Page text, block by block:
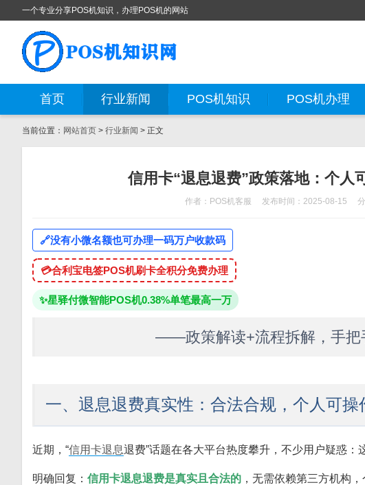
一个专业分享POS机知识，办理POS机的网站
首页 行业新闻 POS机知识 POS机办理
当前位置： 网站首页 > 行业新闻 > 正文
信用卡“退息退费”政策落地：个人
作者：POS机客服 发布时间：2025-08-15
🔗没有小微名额也可办理一码万户收款码
💳合利宝电签POS机刷卡全积分免费办理
✨星驿付微智能POS机0.38%单笔最高一万
——政策解读+流程拆解，手把
一、退息退费真实性：合法合规，个人可操
近期，“信用卡退息退费”话题在各大平台热度攀升，不少用户疑惑：
明确回复： 信用卡退息退费是真实且合法的 ，无需依赖第三方机构